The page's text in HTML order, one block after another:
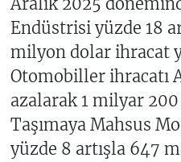
Endüstrisi yüzde 18
milyon dolar ihracat
Otomobiller ihracatı
azalarak 1 milyar
Taşımaya Mahsus
yüzde 8 artışla 647